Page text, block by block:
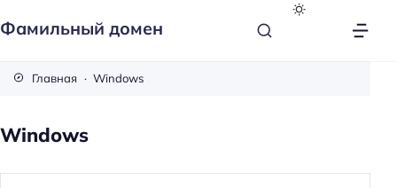
Фамильный домен
Главная Windows
Windows